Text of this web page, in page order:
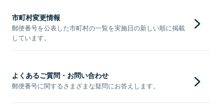
市町村変更情報
郵便番号を公表した市町村の一覧を実施日の新しい順に掲載
しています。
よくあるご質問・お問い合わせ
郵便番号に関するさまざまな疑問にお答えします。